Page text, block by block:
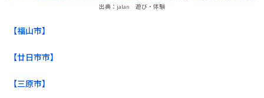
出典：jalan 遊び・体験
【福山市】
【廿日市市】
【三原市】